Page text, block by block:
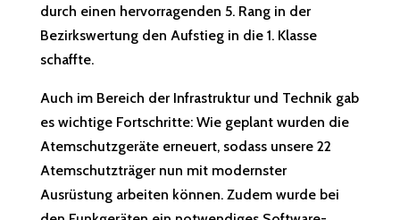
durch einen hervorragenden 5. Rang in der
Bezirkswertung den Aufstieg in die 1. Klasse
schaffte.
Auch im Bereich der Infrastruktur und Technik gab
es wichtige Fortschritte: Wie geplant wurden die
Atemschutzgeräte erneuert, sodass unsere 22
Atemschutzträger nun mit modernster
Ausrüstung arbeiten können. Zudem wurde bei